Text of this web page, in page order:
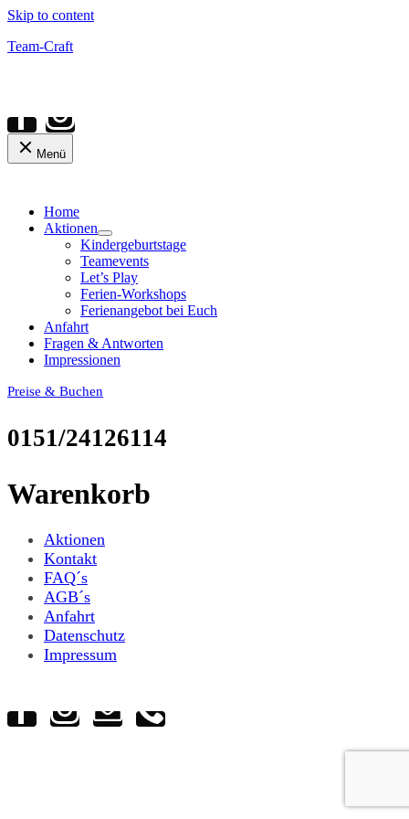
Skip to content
Team-Craft
Menü
Home
Aktionen
Kindergeburtstage
Teamevents
Let’s Play
Ferien-Workshops
Ferienangebot bei Euch
Anfahrt
Fragen & Antworten
Impressionen
Preise & Buchen
0151/24126114
Warenkorb
Aktionen
Kontakt
FAQ´s
AGB´s
Anfahrt
Datenschutz
Impressum